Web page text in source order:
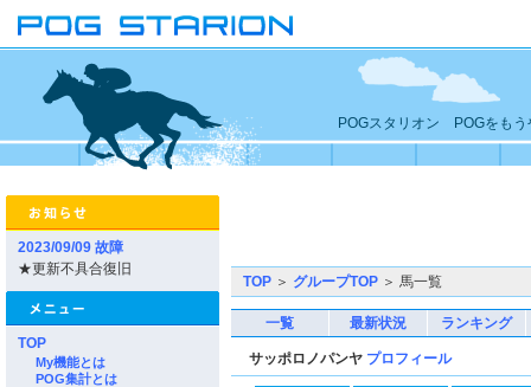
POGスタリオン POGをもう
2023/09/09 故障
★更新不具合復旧
TOP
My機能とは
POG集計とは
TOP ＞ グループTOP ＞ 馬一覧
一覧 最新状況 ランキング
サッポロノパンヤ プロフィール